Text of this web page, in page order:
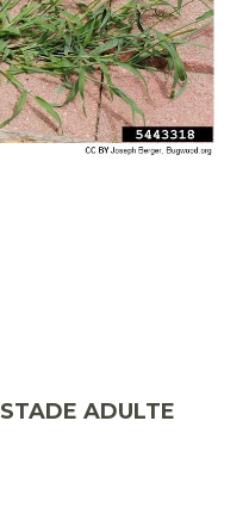
STADE ADULTE